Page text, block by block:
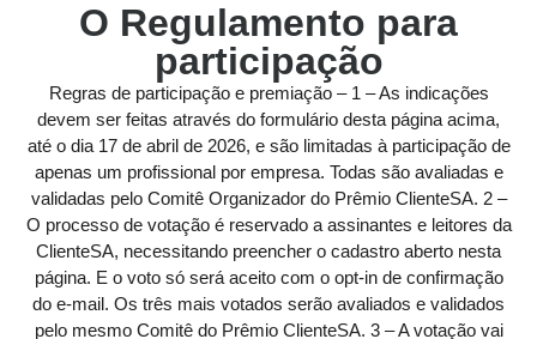
O Regulamento para
participação
Regras de participação e premiação – 1 – As indicações
devem ser feitas através do formulário desta página acima,
até o dia 17 de abril de 2026, e são limitadas à participação de
apenas um profissional por empresa. Todas são avaliadas e
validadas pelo Comitê Organizador do Prêmio ClienteSA. 2 –
O processo de votação é reservado a assinantes e leitores da
ClienteSA, necessitando preencher o cadastro aberto nesta
página. E o voto só será aceito com o opt-in de confirmação
do e-mail. Os três mais votados serão avaliados e validados
pelo mesmo Comitê do Prêmio ClienteSA. 3 – A votação vai